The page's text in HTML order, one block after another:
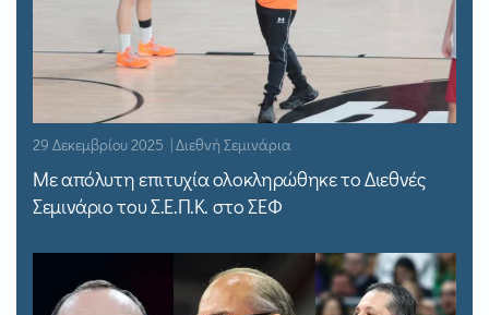
29 Δεκεμβρίου 2025 | Διεθνή Σεμινάρια
Με απόλυτη επιτυχία ολοκληρώθηκε το Διεθνές
Σεμινάριο του Σ.Ε.Π.Κ. στο ΣΕΦ